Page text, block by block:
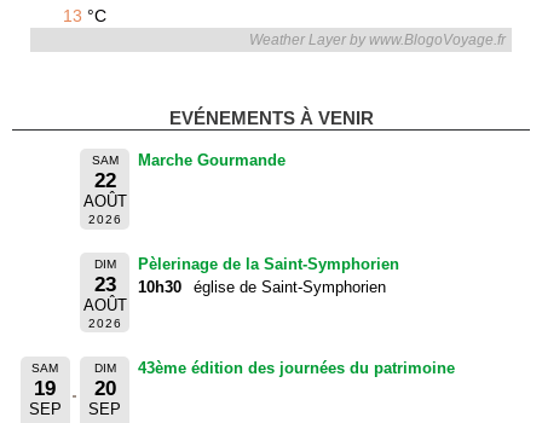
13 °C
Weather Layer by www.BlogoVoyage.fr
EVÉNEMENTS À VENIR
SAM
22
AOÛT
2026
Marche Gourmande
DIM
23
AOÛT
2026
Pèlerinage de la Saint-Symphorien
10h30
église de Saint-Symphorien
SAM
19
SEP
DIM
20
SEP
43ème édition des journées du patrimoine